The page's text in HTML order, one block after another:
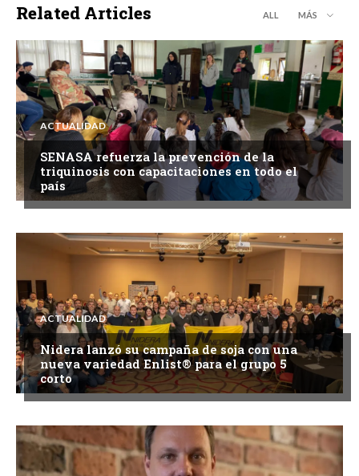
Related Articles ALL MÁS
ACTUALIDAD
SENASA refuerza la prevención de la
triquinosis con capacitaciones en todo el
país
ACTUALIDAD
Nidera lanzó su campaña de soja con una
nueva variedad Enlist® para el grupo 5
corto